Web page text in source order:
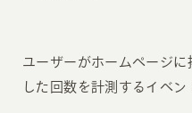
ユーザーがホームページ
した回数を計測するイベン